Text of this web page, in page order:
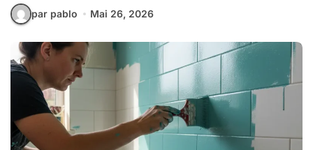
par pablo Mai 26, 2026